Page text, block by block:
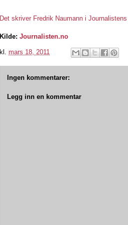
Det skriver Fredrik Naumann i
Kilde: Journalisten.no
kl. mars 18, 2011
Ingen kommentarer:
Legg inn en kommentar